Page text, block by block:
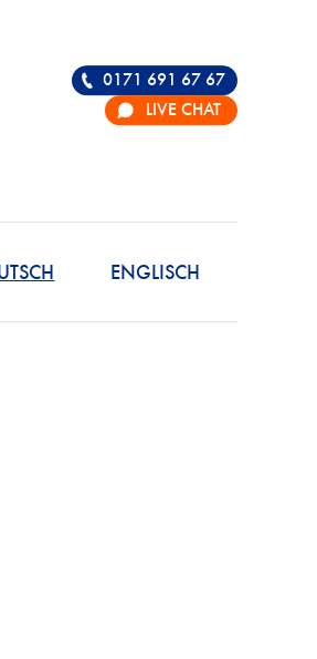
ENGLISCH
0171 691 67 67
LIVE CHAT